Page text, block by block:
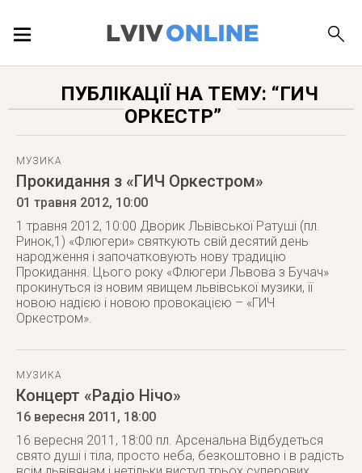
ПУБЛІКАЦІЇ
ДОВІДКА
ПУБЛІКАЦІЇ НА ТЕМУ: “ГИЧ
ОРКЕСТР”
МУЗИКА
Прокидання з «ГИЧ Оркестром»
01 травня 2012, 10:00
1 травня 2012, 10:00 Дворик Львівської Ратуші (пл.
Ринок,1) «Флюгери» святкують свій десятий день
народження і започатковують нову традицію
Прокидання. Цього року «Флюгери Львова з Бучач»
прокинуться із новим явищем львівської музики, її
новою надією і новою провокацією – «ГИЧ
Оркестром».
МУЗИКА
Концерт «Радіо Нічо»
16 вересня 2011 , 18:00
16 вересня 2011, 18:00 пл. Арсенальна Відбудеться
свято душі і тіла, просто неба, безкоштовно і в радість